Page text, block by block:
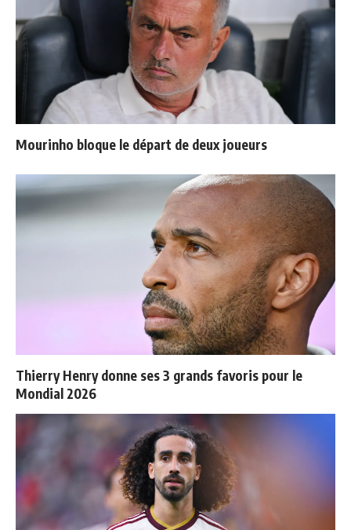
Mourinho bloque le départ de deux joueurs
Thierry Henry donne ses 3 grands favoris pour le
Mondial 2026